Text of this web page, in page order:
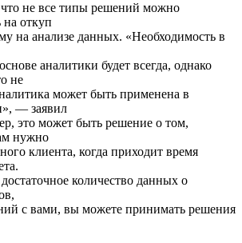
не все типы решений можно
на откуп
на анализе данных. «Необходимость в
аналитики будет всегда, однако
не
может быть применена в
— заявил
это может быть решение о том,
нужно
клиента, когда приходит время
количество данных о
с вами, вы можете принимать решения